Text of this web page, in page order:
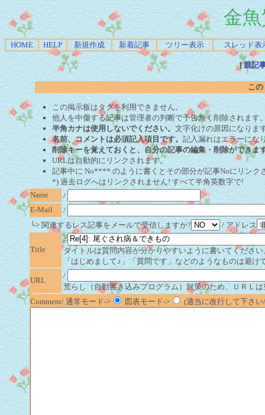
金
HOME HELP 新規作成 新着記事 ツリー表示 スレッド表
[親記
こ
この掲示板はタグを利用できません。
他人を中傷する記事は管理者の判断で予告無く削除されます
半角カナは使用しないでください。 文字化けの原因になりま
名前、コメントは必須記入項目です。 記入漏れはエラーにな
削除キーを覚えておくと、自分の記事の編集・削除ができま
URLは自動的にリンクされます。
記事中に No**** のように書くとその部分が記事Noにリン
*) 過去ログへはリンクされません! すべて半角英数字で!
Name
/
E-Mail
/
└> 関連するレス記事をメールで受信しますか?
/ アドレス
Title
/
タイトルは質問内容が分かりやすいように書いてください
「はじめまして♪」「質問です」などのようなものは避け
URL
/
荒らし（自動書き込みプログラム）対策のため、ＵＲＬ
Comment/ 通常モード->
図表モード-> (適当に改行して下さ